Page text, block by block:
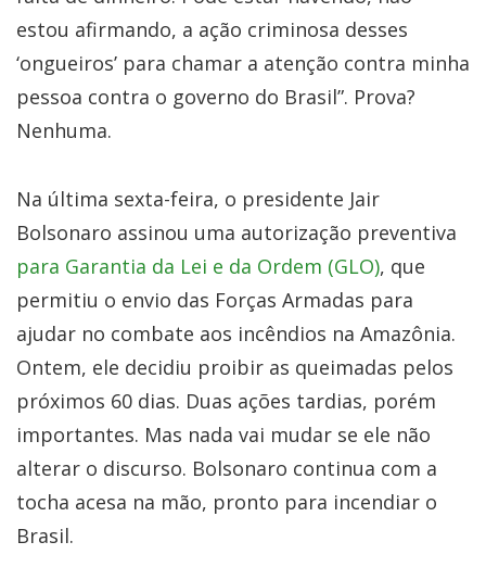
estou afirmando, a ação criminosa desses
‘ongueiros’ para chamar a atenção contra minha
pessoa contra o governo do Brasil”. Prova?
Nenhuma.
Na última sexta-feira, o presidente Jair
Bolsonaro assinou uma autorização preventiva
para Garantia da Lei e da Ordem (GLO), que
permitiu o envio das Forças Armadas para
ajudar no combate aos incêndios na Amazônia.
Ontem, ele decidiu proibir as queimadas pelos
próximos 60 dias. Duas ações tardias, porém
importantes. Mas nada vai mudar se ele não
alterar o discurso. Bolsonaro continua com a
tocha acesa na mão, pronto para incendiar o
Brasil.